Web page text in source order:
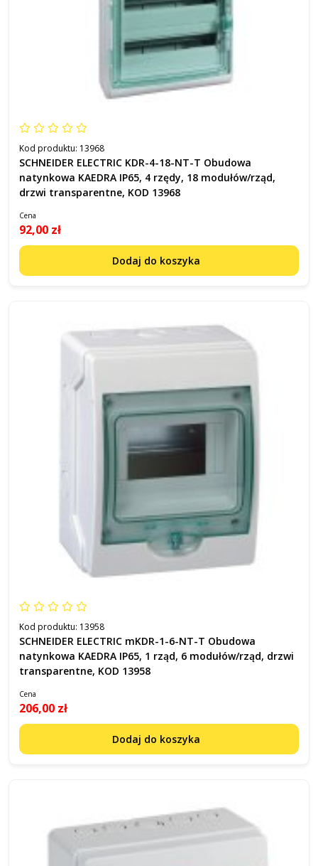
Kod produktu: 13968
SCHNEIDER ELECTRIC KDR-4-18-NT-T Obudowa
natynkowa KAEDRA IP65, 4 rzędy, 18 modułów/rząd,
drzwi transparentne, KOD 13968
Cena
92,00 zł
Dodaj do koszyka
Kod produktu: 13958
SCHNEIDER ELECTRIC mKDR-1-6-NT-T Obudowa
natynkowa KAEDRA IP65, 1 rząd, 6 modułów/rząd, drzwi
transparentne, KOD 13958
Cena
206,00 zł
Dodaj do koszyka